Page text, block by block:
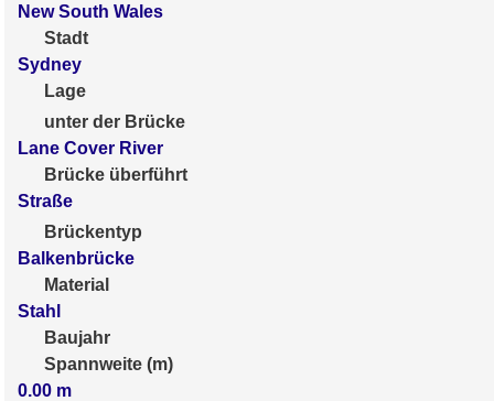
New South Wales
Stadt
Sydney
Lage
unter der Brücke
Lane Cover River
Brücke überführt
Straße
Brückentyp
Balkenbrücke
Material
Stahl
Baujahr
Spannweite (m)
0.00 m